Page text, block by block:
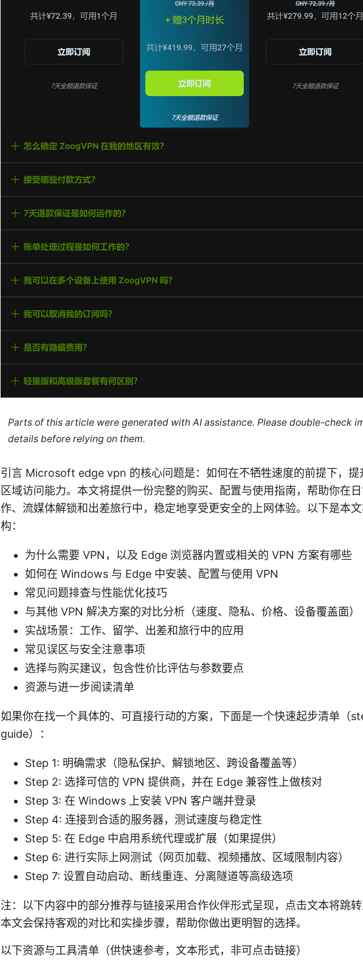
Parts of this article were generated with AI assistance. Please double-check
details before relying on them.
引言 Microsoft edge vpn 的核心问题是：如何在不牺牲速度的前提下，提
区域访问能力。本文将提供一份完整的购买、配置与使用指南，帮助你在
作、流媒体解锁和出差旅行中，稳定地享受更安全的上网体验。以下是本
构：
为什么需要 VPN，以及 Edge 浏览器内置或相关的 VPN 方案有哪些
如何在 Windows 与 Edge 中安装、配置与使用 VPN
常见问题排查与性能优化技巧
与其他 VPN 解决方案的对比分析（速度、隐私、价格、设备覆盖面）
实战场景：工作、留学、出差和旅行中的应用
常见误区与安全注意事项
选择与购买建议，包含性价比评估与参数要点
资源与进一步阅读清单
如果你在找一个具体的、可直接行动的方案，下面是一个快速起步清单（
guide）：
Step 1: 明确需求（隐私保护、解锁地区、跨设备覆盖等）
Step 2: 选择可信的 VPN 提供商，并在 Edge 兼容性上做核对
Step 3: 在 Windows 上安装 VPN 客户端并登录
Step 4: 连接到合适的服务器，测试速度与稳定性
Step 5: 在 Edge 中启用系统代理或扩展（如果提供）
Step 6: 进行实际上网测试（网页加载、视频播放、区域限制内容）
Step 7: 设置自动启动、断线重连、分离隧道等高级选项
注：以下内容中的部分推荐与链接采用合作伙伴形式呈现，点击文本将跳
本文会保持客观的对比和实操步骤，帮助你做出更明智的选择。
以下资源与工具清单（供快速参考，文本形式，非可点击链接）